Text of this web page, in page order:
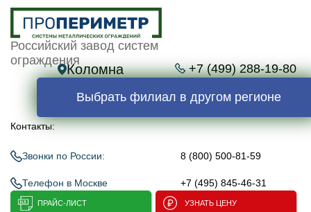
Российский завод систем
ограждения
Коломна +7 (499) 288-19-80
Выбрать филиал в другом регионе
Контакты:
Звонки по России: 8 (800) 500-81-59
Телефон в Москве +7 (495) 845-46-31
ПРАЙС-ЛИСТ УЗНАТЬ ЦЕНУ